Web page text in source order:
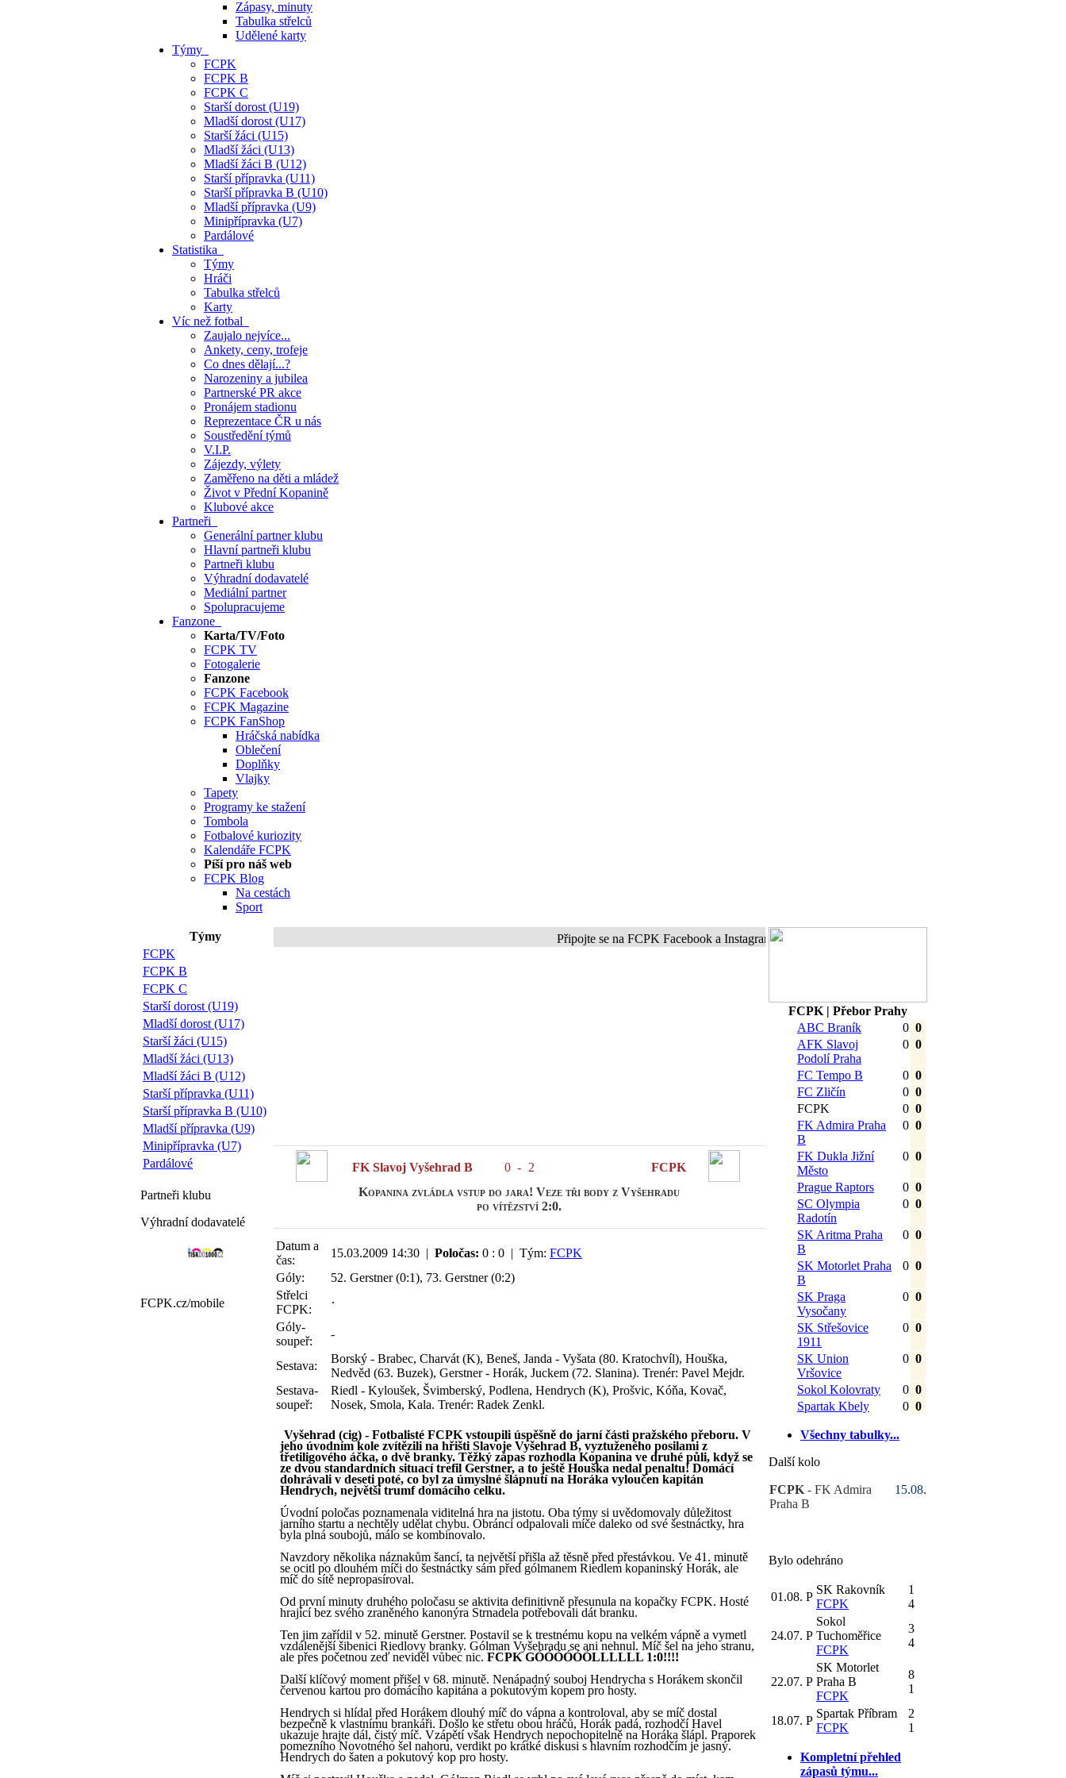
Zápasy, minuty
Tabulka střelců
Udělené karty
Týmy
FCPK
FCPK B
FCPK C
Starší dorost (U19)
Mladší dorost (U17)
Starší žáci (U15)
Mladší žáci (U13)
Mladší žáci B (U12)
Starší přípravka (U11)
Starší přípravka B (U10)
Mladší přípravka (U9)
Minipřípravka (U7)
Pardálové
Statistika
Týmy
Hráči
Tabulka střelců
Karty
Víc než fotbal
Zaujalo nejvíce...
Ankety, ceny, trofeje
Co dnes dělají...?
Narozeniny a jubilea
Partnerské PR akce
Pronájem stadionu
Reprezentace ČR u nás
Soustředění týmů
V.I.P.
Zájezdy, výlety
Zaměřeno na děti a mládež
Život v Přední Kopanině
Klubové akce
Partneři
Generální partner klubu
Hlavní partneři klubu
Partneři klubu
Výhradní dodavatelé
Mediální partner
Spolupracujeme
Fanzone
Karta/TV/Foto
FCPK TV
Fotogalerie
Fanzone
FCPK Facebook
FCPK Magazine
FCPK FanShop
Hráčská nabídka
Oblečení
Doplňky
Vlajky
Tapety
Programy ke stažení
Tombola
Fotbalové kuriozity
Kalendáře FCPK
Píší pro náš web
FCPK Blog
Na cestách
Sport
Týmy
FCPK
FCPK B
FCPK C
Starší dorost (U19)
Mladší dorost (U17)
Starší žáci (U15)
Mladší žáci (U13)
Mladší žáci B (U12)
Starší přípravka (U11)
Starší přípravka B (U10)
Mladší přípravka (U9)
Minipřípravka (U7)
Pardálové
Partneři klubu
Výhradní dodavatelé
FCPK.cz/mobile
Připojte se na FCPK Facebook a Instagram a buďte s námi online...
FK Slavoj Vyšehrad B 0 - 2
FCPK
Kopanina zvládla vstup do jara! Veze tři body z Vyšehradu
po vítězství 2:0.
Datum a
čas:
15.03.2009 14:30 | Poločas: 0 : 0 | Tým: FCPK
Góly:
52. Gerstner (0:1), 73. Gerstner (0:2)
Střelci
FCPK:
Góly-
soupeř:
-
Sestava:
Borský - Brabec, Charvát (K), Beneš, Janda - Vyšata (80. Kratochvíl), Houška,
Nedvěd (63. Buzek), Gerstner - Horák, Juckem (72. Slanina). Trenér: Pavel Mejdr.
Sestava-
soupeř:
Riedl - Kyloušek, Švimberský, Podlena, Hendrych (K), Prošvic, Kóňa, Kovač,
Nosek, Smola, Kala. Trenér: Radek Zenkl.
Vyšehrad (cig) - Fotbalisté FCPK vstoupili úspěšně do jarní části pražského přeboru. V
jeho úvodním kole zvítězili na hřišti Slavoje Vyšehrad B, vyztuženého posilami z
třetiligového áčka, o dvě branky. Těžký zápas rozhodla Kopanina ve druhé půli, když se
ze dvou standardních situací trefil Gerstner, a to ještě Houška nedal penaltu! Domácí
dohrávali v deseti poté, co byl za úmyslné šlápnutí na Horáka vyloučen kapitán
Hendrych, největší trumf domácího celku.
Úvodní poločas poznamenala viditelná hra na jistotu. Oba týmy si uvědomovaly důležitost
jarního startu a nechtěly udělat chybu. Obránci odpalovali míče daleko od své šestnáctky, hra
byla plná soubojů, málo se kombinovalo.
Navzdory několika náznakům šancí, ta největší přišla až těsně před přestávkou. Ve 41. minutě
se ocitl po dlouhém míči do šestnáctky sám před gólmanem Riedlem kopaninský Horák, ale
míč do sítě nepropasíroval.
Od první minuty druhého poločasu se aktivita definitivně přesunula na kopačky FCPK. Hosté
hrající bez svého zraněného kanonýra Strnadela potřebovali dát branku.
Ten jim zařídil v 52. minutě Gerstner. Postavil se k trestnému kopu na velkém vápně a vymetl
vzdálenější šibenici Riedlovy branky. Gólman Vyšehradu se ani nehnul. Míč šel na jeho stranu,
ale přes početnou zeď neviděl vůbec nic. FCPK GÓÓÓÓÓÓLLLLLL 1:0!!!!
Další klíčový moment přišel v 68. minutě. Nenápadný souboj Hendrycha s Horákem skončil
červenou kartou pro domácího kapitána a pokutovým kopem pro hosty.
Hendrych si hlídal před Horákem dlouhý míč do vápna a kontroloval, aby se míč dostal
bezpečně k vlastnímu brankáři. Došlo ke střetu obou hráčů, Horák padá, rozhodčí Havel
ukazuje hrajte dál, čistý míč. Vzápětí však Hendrych nepochopitelně na Horáka šlápl. Praporek
pomezního Novotného šel nahoru, verdikt po krátké diskusi s hlavním rozhodčím je jasný.
Hendrych do šaten a pokutový kop pro hosty.
FCPK | Přebor Prahy
ABC Braník
0 0
AFK Slavoj
Podolí Praha
0 0
FC Tempo B 0 0
FC Zličín
0 0
FCPK
0 0
FK Admira Praha
B
0 0
FK Dukla Jižní
Město
0 0
Prague Raptors 0 0
SC Olympia
Radotín
0 0
SK Aritma Praha
B
0 0
SK Motorlet Praha
B
0 0
SK Praga
Vysočany
0 0
SK Střešovice
1911
0 0
SK Union
Vršovice
0 0
Sokol Kolovraty 0 0
Spartak Kbely
0 0
Všechny tabulky...
Další kolo
FCPK - FK Admira
Praha B
15.08.
Bylo odehráno
01.08. P
SK Rakovník
FCPK
1
4
24.07. P
Sokol
Tuchoměřice
FCPK
3
4
22.07. P
SK Motorlet
Praha B
FCPK
8
1
18.07. P
Spartak Příbram
FCPK
2
1
Kompletní přehled
zápasů týmu...